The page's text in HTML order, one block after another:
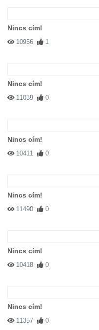
Nincs cím!
10956 1
Nincs cím!
11039 0
Nincs cím!
10411 0
Nincs cím!
11490 0
Nincs cím!
10418 0
Nincs cím!
11357 0